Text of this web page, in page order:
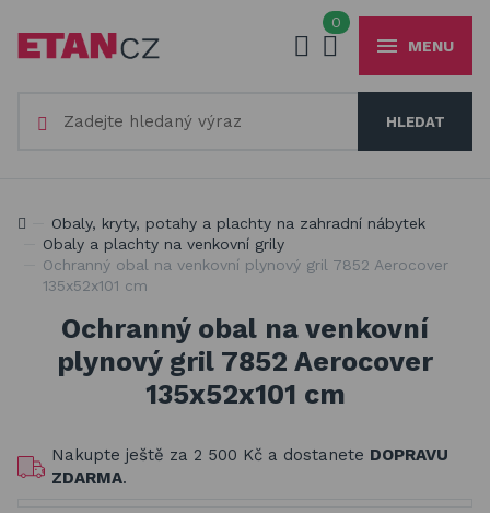
Registrovat
Zapomenuté heslo
0
MENU
+420777 230 065
Obaly, kryty, potahy a plachty na zahradní nábytek
Dřevěné hračky pro děti
Stavebnice Qman pro děti
Houpačky a závěsné systémy
Venkovní hry a hračky pro děti
Slackline
HLEDAT
Jsme experti na zastínění a venkovní zábavu
Obaly, kryty, potahy a plachty na zahradní nábytek
Obaly a plachty na venkovní grily
Ochranný obal na venkovní plynový gril 7852 Aerocover
135x52x101 cm
Ochranný obal na venkovní
plynový gril 7852 Aerocover
135x52x101 cm
Nakupte ještě za 2 500 Kč a dostanete DOPRAVU
ZDARMA.